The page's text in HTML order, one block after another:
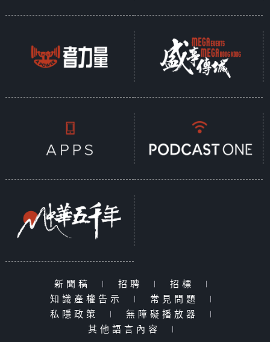
新聞稿 | 招聘 | 招標
|
知識產權告示
| 常見問題
|
私隱政策
| 無障礙播放器
|
其他語言內容
|